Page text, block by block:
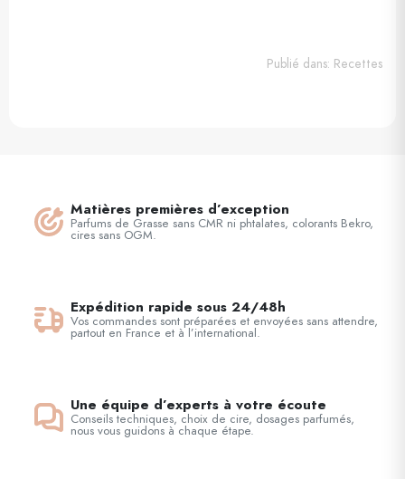
Publié dans: Recettes
Matières premières d’exception
Parfums de Grasse sans CMR ni phtalates, colorants Bekro,
cires sans OGM.
Expédition rapide sous 24/48h
Vos commandes sont préparées et envoyées sans attendre,
partout en France et à l’international.
Une équipe d’experts à votre écoute
Conseils techniques, choix de cire, dosages parfumés,
nous vous guidons à chaque étape.